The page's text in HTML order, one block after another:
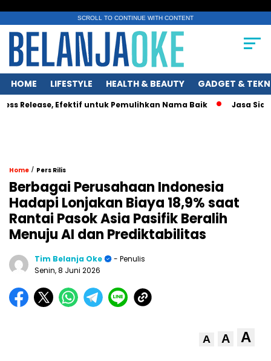
SCROLL TO CONTINUE WITH CONTENT
HOME LIFESTYLE HEALTH & BEAUTY GADGET &
Efektif untuk Pemulihkan Nama Baik Jasa Siaran
Home / Pers Rilis
Berbagai Perusahaan Indonesia
Hadapi Lonjakan Biaya 18,9% saat
Rantai Pasok Asia Pasifik Beralih
Menuju AI dan Prediktabilitas
Tim Belanja Oke
- Penulis
Senin, 8 Juni 2026
A A A